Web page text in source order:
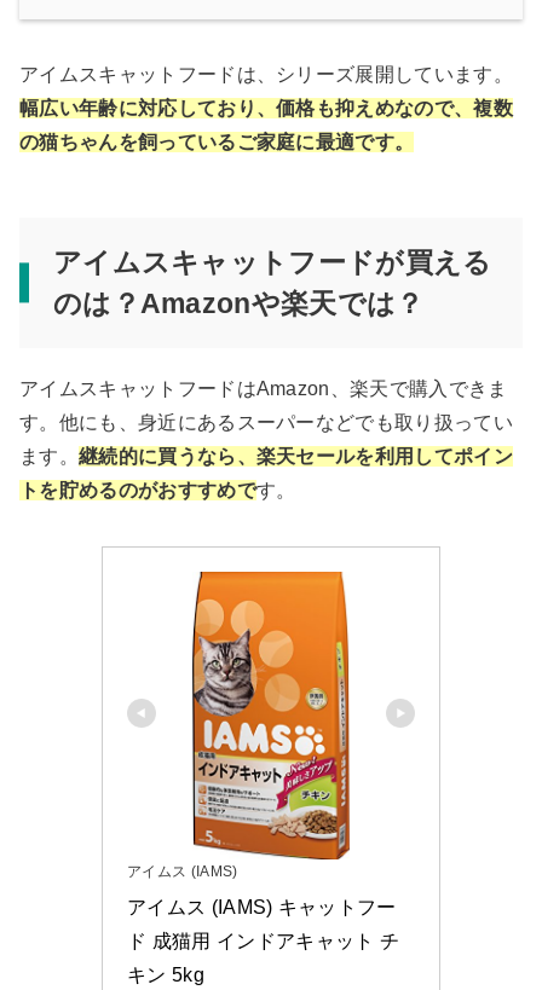
アイムスキャットフードは、シリーズ展開しています。
幅広い年齢に対応しており、価格も抑えめなので、複数
の猫ちゃんを飼っているご家庭に最適です。
アイムスキャットフードが買える
のは？Amazonや楽天では？
アイムスキャットフードはAmazon、楽天で購入できま
す。他にも、身近にあるスーパーなどでも取り扱ってい
ます。 継続的に買うなら、楽天セールを利用してポイン
トを貯めるのがおすすめです。
アイムス (IAMS)
アイムス (IAMS) キャットフー
ド 成猫用 インドアキャット チ
キン 5kg